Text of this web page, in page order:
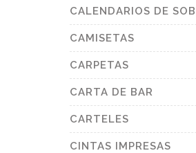
CALENDARIOS DE
CAMISETAS
CARPETAS
CARTA DE BAR
CARTELES
CINTAS IMPRESAS